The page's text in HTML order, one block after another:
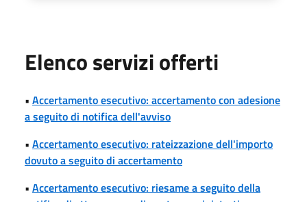
Elenco servizi offerti
• Accertamento esecutivo: accertamento con adesione
a seguito di notifica dell'avviso
• Accertamento esecutivo: rateizzazione dell'importo
dovuto a seguito di accertamento
• Accertamento esecutivo: riesame a seguito della